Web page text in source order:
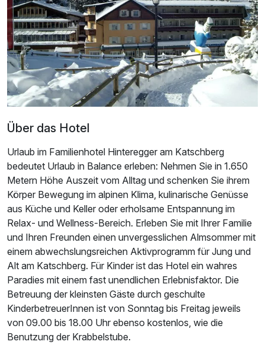
Appartement Komfort
2 Erwachsene und 2 Kinder
Ausstattung
Für 5 Tage p.P. ab527,00 €
Über das Hotel
Urlaub im Familienhotel Hinteregger am Katschberg
bedeutet Urlaub in Balance erleben: Nehmen Sie in 1.650
Metern Höhe Auszeit vom Alltag und schenken Sie ihrem
Körper Bewegung im alpinen Klima, kulinarische Genüsse
aus Küche und Keller oder erholsame Entspannung im
Relax- und Wellness-Bereich. Erleben Sie mit Ihrer Familie
und Ihren Freunden einen unvergesslichen Almsommer mit
einem abwechslungsreichen Aktivprogramm für Jung und
Alt am Katschberg. Für Kinder ist das Hotel ein wahres
Paradies mit einem fast unendlichen Erlebnisfaktor. Die
Betreuung der kleinsten Gäste durch geschulte
KinderbetreuerInnen ist von Sonntag bis Freitag jeweils
von 09.00 bis 18.00 Uhr ebenso kostenlos, wie die
Benutzung der Krabbelstube.